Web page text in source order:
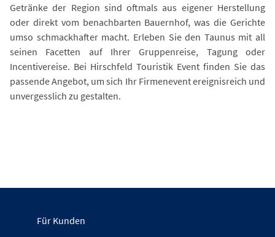
Getränke der Region sind oftmals aus eigener Herstellung
oder direkt vom benachbarten Bauernhof, was die Gerichte
umso schmackhafter macht. Erleben Sie den Taunus mit all
seinen Facetten auf Ihrer Gruppenreise, Tagung oder
Incentivereise. Bei Hirschfeld Touristik Event finden Sie das
passende Angebot, um sich Ihr Firmenevent ereignisreich und
unvergesslich zu gestalten.
Für Kunden